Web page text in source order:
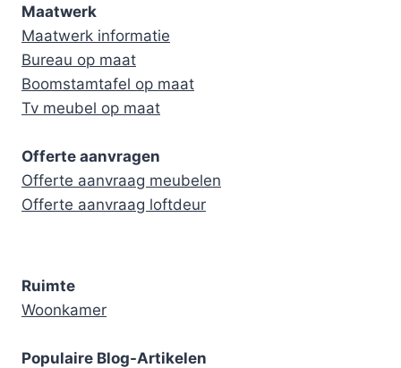
Maatwerk
Maatwerk informatie
Bureau op maat
Boomstamtafel op maat
Tv meubel op maat
Offerte aanvragen
Offerte aanvraag meubelen
Offerte aanvraag loftdeur
Ruimte
Woonkamer
Populaire Blog-Artikelen